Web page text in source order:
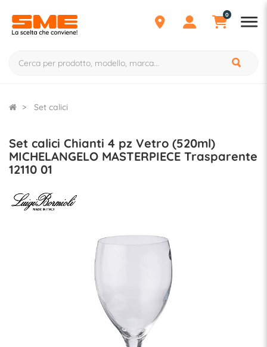
0
Set calici
Set calici Chianti 4 pz Vetro (520ml)
MICHELANGELO MASTERPIECE Trasparente
12110 01